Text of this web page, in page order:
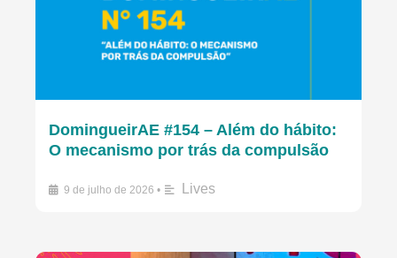
DomingueirAE #154 – Além do hábito:
O mecanismo por trás da compulsão
9 de julho de 2026 • Lives